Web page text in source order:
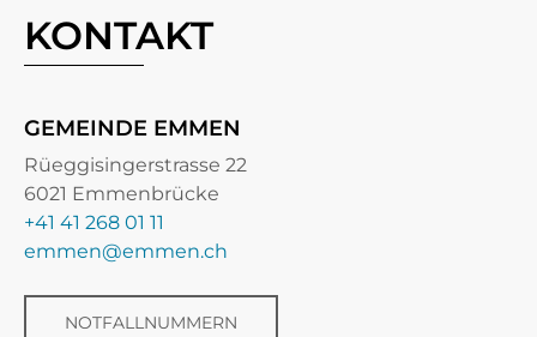
KONTAKT
GEMEINDE EMMEN
Rüeggisingerstrasse 22
6021 Emmenbrücke
+41 41 268 01 11
emmen@emmen.ch
NOTFALLNUMMERN